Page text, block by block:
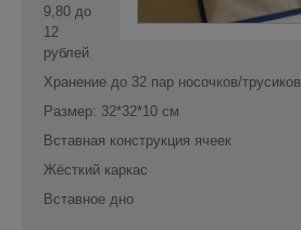
9,80 до
12
рублей
Хранение до 32 пар носочков/трусиков
Размер: 32*32*10 см
Вставная конструкция ячеек
Жёсткий каркас
Вставное дно